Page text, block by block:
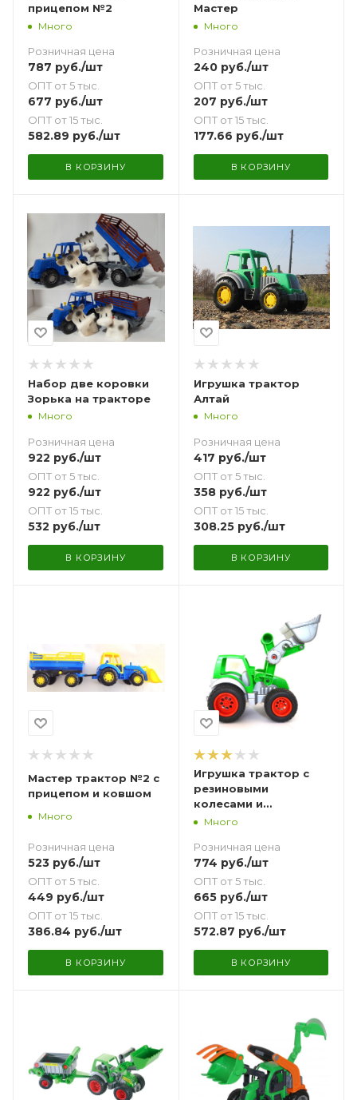
прицепом №2
Много
Розничная цена
787 руб./шт
ОПТ от 5 тыс.
677 руб./шт
ОПТ от 15 тыс.
582.89 руб./шт
В КОРЗИНУ
Мастер
Много
Розничная цена
240руб./шт
ОПТ от 5 тыс.
207 руб./шт
ОПТ от 15 тыс.
177.66 руб./шт
В КОРЗИНУ
Набор две коровки
Зорька на тракторе
Много
Розничная цена
922 руб./шт
ОПТ от 5 тыс.
922 руб./шт
ОПТ от 15 тыс.
532 руб./шт
В КОРЗИНУ
Игрушка трактор
Алтай
Много
Розничная цена
417 руб./шт
ОПТ от 5 тыс.
358руб./шт
ОПТ от 15 тыс.
308.25руб./шт
В КОРЗИНУ
Мастер трактор №2 с
прицепом и ковшом
Много
Розничная цена
523 руб./шт
ОПТ от 5 тыс.
449 руб./шт
ОПТ от 15 тыс.
386.84 руб./шт
В КОРЗИНУ
Игрушка трактор с
резиновыми
колесами и
грейдером
Много
Розничная цена
774 руб./шт
ОПТ от 5 тыс.
665руб./шт
ОПТ от 15 тыс.
572.87 руб./шт
В КОРЗИНУ